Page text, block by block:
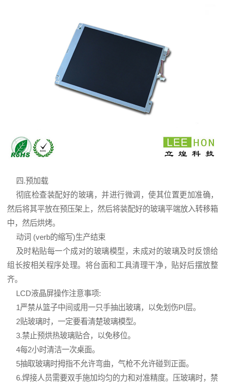
四.预加载
彻底检查装配好的玻璃，并进行微调，使其位置更加准确，
然后将其平放在预压架上，然后将装配好的玻璃平端放入转移箱
中，然后烘烤。
动词 (verb的缩写)生产结束
及时粘贴每一个成对的玻璃模型，未成对的玻璃及时反馈给
组长按相关程序处理。将台面和工具清理干净，贴好后摆放整
齐。
LCD液晶屏操作注意事项:
1严禁从篮子中间或用一只手抽出玻璃，以免划伤PI层。
2贴玻璃时，一定要看清楚玻璃模型。
3.禁止预烘热玻璃贴合，以免移位。
4每2小时清洁一次桌面。
5抽取玻璃时拇指不允许弯曲，气枪不允许碰到正面。
6.焊接人员需要双手施加均匀的力和对准精度。压玻璃时，禁